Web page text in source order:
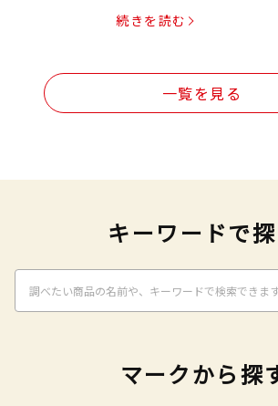
続きを読む
一覧を見る
キーワードで
マークから探